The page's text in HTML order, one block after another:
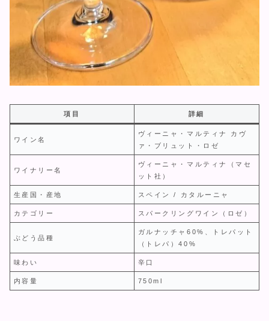
項目 詳細
ワイン名
ヴィーニャ・マルティナ カヴ
ァ・ブリュット・ロゼ
ワイナリー名
ヴィーニャ・マルティナ（マセ
ット社）
生産国・産地 スペイン / カタルーニャ
カテゴリー スパークリングワイン（ロゼ）
ぶどう品種
ガルナッチャ60%、トレパット
（トレパ）40%
味わい 辛口
内容量 750ml